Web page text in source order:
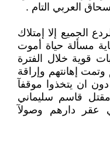
العربي التام .
الجميع إلا إمتلاك
مسألة حياة أموت
قوية خلال الفترة
إهانتهم وإراقة
ان يتخذوا موقفآ
قاسم سليماني
عقر دارهم وصولآ